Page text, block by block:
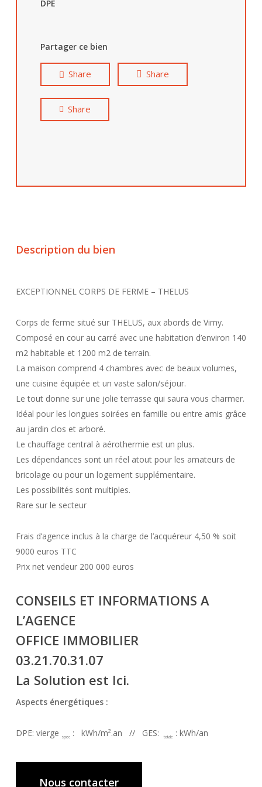
DPE
Partager ce bien
Share Share
Share
Description du bien
EXCEPTIONNEL CORPS DE FERME – THELUS
Corps de ferme situé sur THELUS, aux abords de Vimy.
Composé en cour au carré avec une habitation d’environ 140
m2 habitable et 1200 m2 de terrain.
La maison comprend 4 chambres avec de beaux volumes,
une cuisine équipée et un vaste salon/séjour.
Le tout donne sur une jolie terrasse qui saura vous charmer.
Idéal pour les longues soirées en famille ou entre amis grâce
au jardin clos et arboré.
Le chauffage central à aérothermie est un plus.
Les dépendances sont un réel atout pour les amateurs de
bricolage ou pour un logement supplémentaire.
Les possibilités sont multiples.
Rare sur le secteur
Frais d’agence inclus à la charge de l’acquéreur 4,50 % soit
9000 euros TTC
Prix net vendeur 200 000 euros
CONSEILS ET INFORMATIONS A
L’AGENCE
OFFICE IMMOBILIER
03.21.70.31.07
La Solution est Ici.
Aspects énergétiques :
DPE: vierge spec : kWh/m².an // GES: totale : kWh/an
Nous contacter